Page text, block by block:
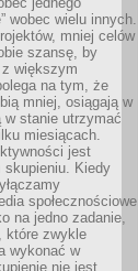
wobec wielu innych.
mniej celów
szansę, by
większym
na tym, że
mniej, osiągają w
w stanie utrzymać
miesiącach.
jest
skupieniu. Kiedy
społecznościowe
na jedno zadanie,
które zwykle
wykonać w
nie jest